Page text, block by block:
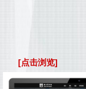
[点击浏览]